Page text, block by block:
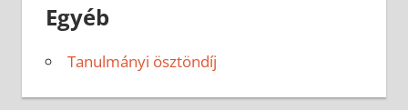
Egyéb
Tanulmányi ösztöndíj